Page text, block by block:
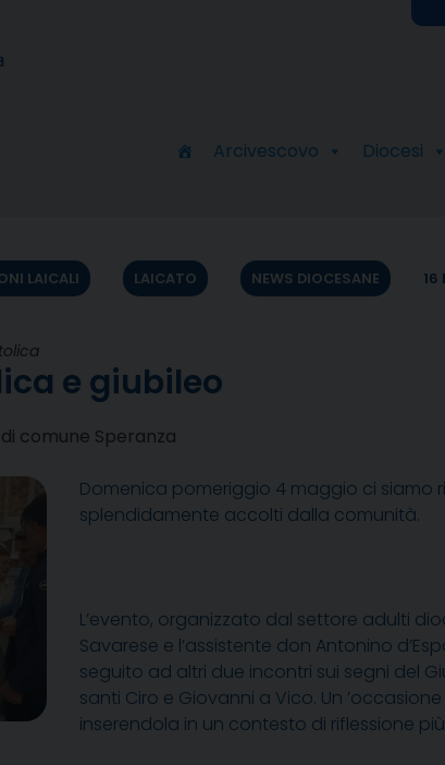
Arcivescovo Diocesi
LAICALI LAICATO NEWS DIOCESANE 16
e giubileo
di comune Speranza
Domenica pomeriggio 4 maggio ci siamo
splendidamente accolti dalla comunità.
L’evento, organizzato dal settore adulti
Savarese e l’assistente don Antonino
seguito ad altri due incontri sui segni del
santi Ciro e Giovanni a Vico. Un
inserendola in un contesto di riflessione